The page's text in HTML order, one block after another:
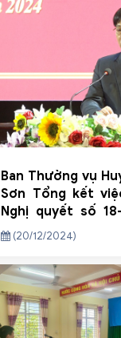
Ban Thường vụ
Sơn Tổng kết
Nghị quyết số 18-
Ban Chấp hành
(20/12/2024)